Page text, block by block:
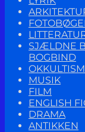
SJÆLDNE
BOGBIND
MUSIK
FILM
ENGLISH
DRAMA
ANTIKKEN